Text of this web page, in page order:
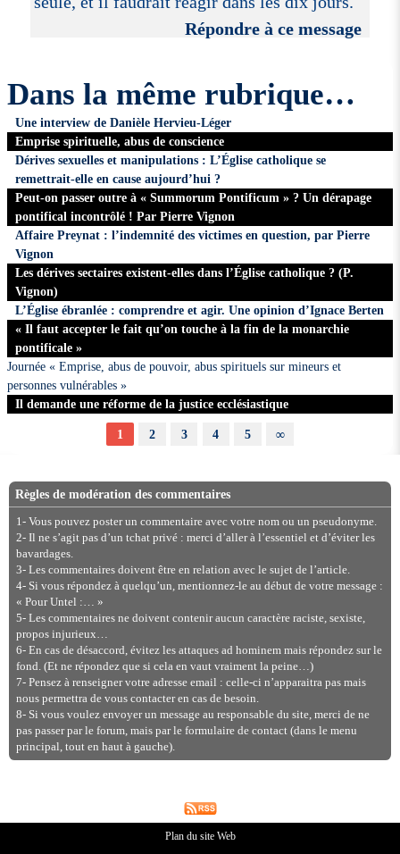
Répondre à ce message
Dans la même rubrique…
Une interview de Danièle Hervieu-Léger
Emprise spirituelle, abus de conscience
Dérives sexuelles et manipulations : L’Église catholique se
remettrait-elle en cause aujourd’hui ?
Peut-on passer outre à « Summorum Pontificum » ? Un dérapage
pontifical incontrôlé ! Par Pierre Vignon
Affaire Preynat : l’indemnité des victimes en question, par Pierre
Vignon
Les dérives sectaires existent-elles dans l’Église catholique ? (P.
Vignon)
L’Église ébranlée : comprendre et agir. Une opinion d’Ignace Berten
« Il faut accepter le fait qu’on touche à la fin de la monarchie
pontificale »
Journée « Emprise, abus de pouvoir, abus spirituels sur mineurs et
personnes vulnérables »
Il demande une réforme de la justice ecclésiastique
1 2 3 4 5 ∞
Règles de modération des commentaires
1- Vous pouvez poster un commentaire avec votre nom ou un pseudonyme.
2- Il ne s’agit pas d’un tchat privé : merci d’aller à l’essentiel et d’éviter les
bavardages.
3- Les commentaires doivent être en relation avec le sujet de l’article.
4- Si vous répondez à quelqu’un, mentionnez-le au début de votre message :
« Pour Untel :… »
5- Les commentaires ne doivent contenir aucun caractère raciste, sexiste,
propos injurieux…
6- En cas de désaccord, évitez les attaques ad hominem mais répondez sur le
fond. (Et ne répondez que si cela en vaut vraiment la peine…)
7- Pensez à renseigner votre adresse email : celle-ci n’apparaitra pas mais
nous permettra de vous contacter en cas de besoin.
8- Si vous voulez envoyer un message au responsable du site, merci de ne
pas passer par le forum, mais par le formulaire de contact (dans le menu
principal, tout en haut à gauche).
Plan du site Web